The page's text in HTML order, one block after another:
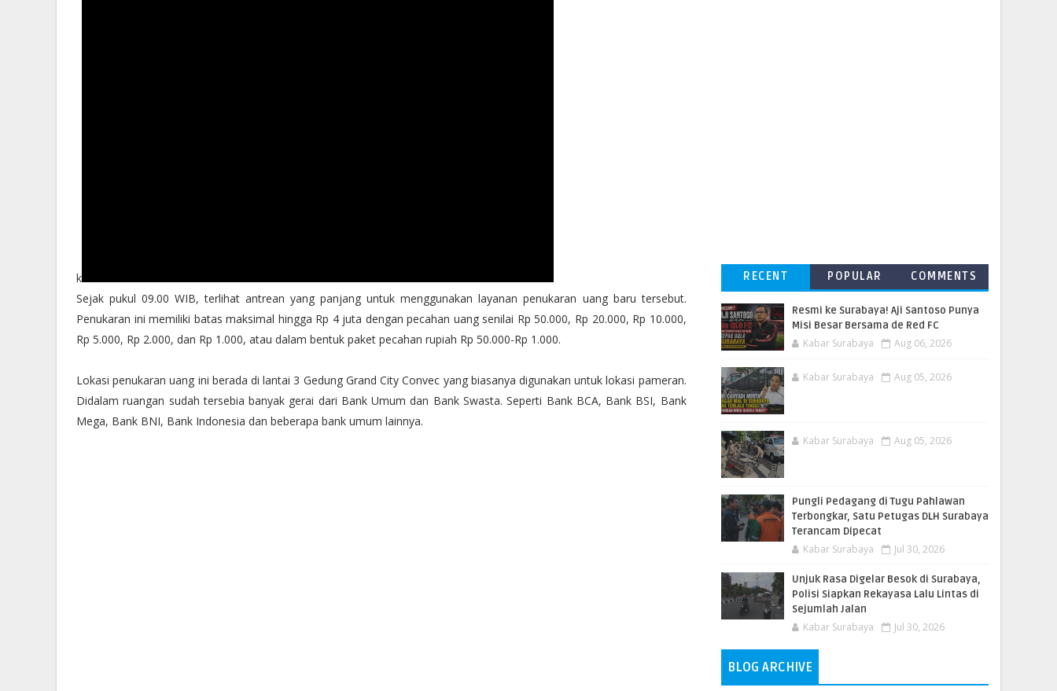
k
Sejak pukul 09.00 WIB, terlihat antrean yang panjang untuk menggunakan layanan penukaran uang baru tersebut.
Penukaran ini memiliki batas maksimal hingga Rp 4 juta dengan pecahan uang senilai Rp 50.000, Rp 20.000, Rp 10.000,
Rp 5.000, Rp 2.000, dan Rp 1.000, atau dalam bentuk paket pecahan rupiah Rp 50.000-Rp 1.000.
Lokasi penukaran uang ini berada di lantai 3 Gedung Grand City Convec yang biasanya digunakan untuk lokasi pameran.
Didalam ruangan sudah tersebia banyak gerai dari Bank Umum dan Bank Swasta. Seperti Bank BCA, Bank BSI, Bank
Mega, Bank BNI, Bank Indonesia dan beberapa bank umum lainnya.
RECENT POPULAR COMMENTS
Resmi ke Surabaya! Aji Santoso Punya
Misi Besar Bersama de Red FC
Kabar Surabaya Aug 06, 2026
Kabar Surabaya Aug 05, 2026
Kabar Surabaya Aug 05, 2026
Pungli Pedagang di Tugu Pahlawan
Terbongkar, Satu Petugas DLH Surabaya
Terancam Dipecat
Kabar Surabaya Jul 30, 2026
Unjuk Rasa Digelar Besok di Surabaya,
Polisi Siapkan Rekayasa Lalu Lintas di
Sejumlah Jalan
Kabar Surabaya Jul 30, 2026
BLOG ARCHIVE